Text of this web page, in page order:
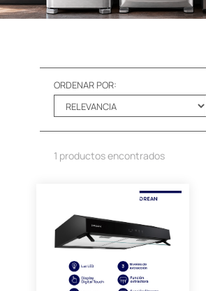
ORDENAR POR:
1 productos encontrados